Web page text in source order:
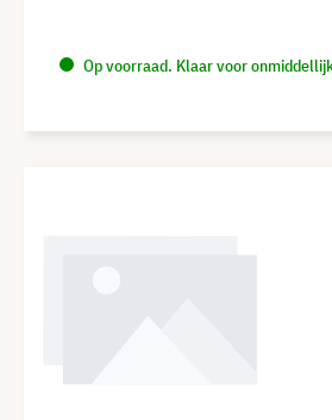
Op voorraad. Klaar voor